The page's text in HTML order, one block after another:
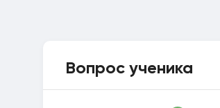
Вопрос ученика